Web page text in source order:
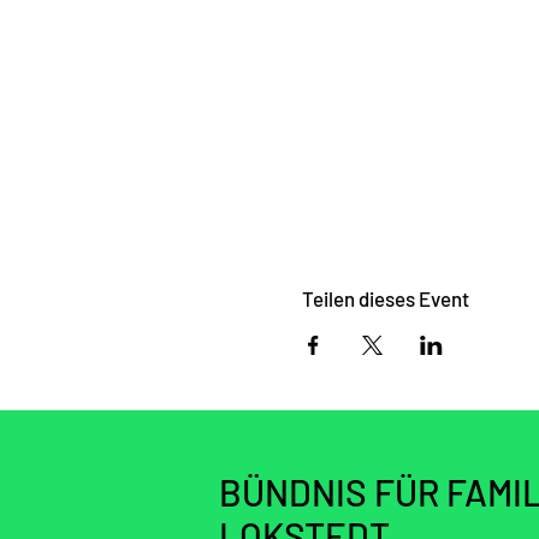
Teilen dieses Event
BÜNDNIS FÜR